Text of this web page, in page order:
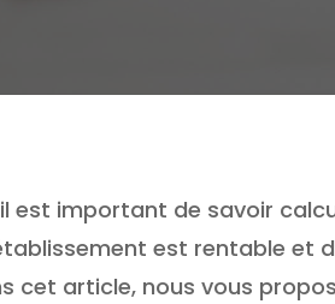
est important de savoir
est rentable et
cet article, nous vous